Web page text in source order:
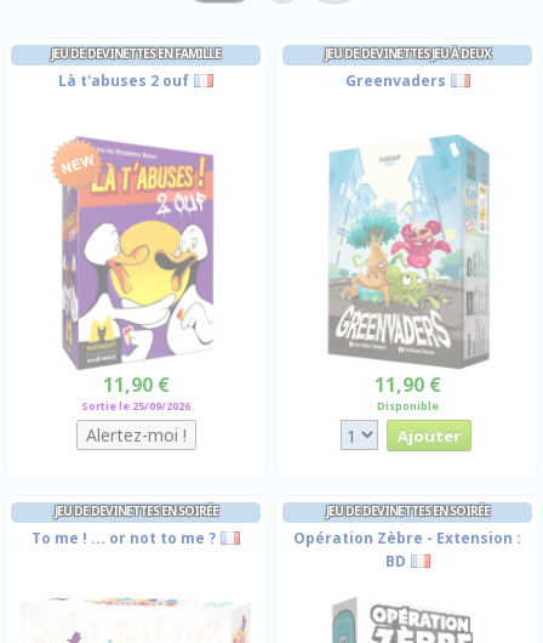
JEU DE DEVINETTES EN FAMILLE
Là t'abuses 2 ouf
11,90 €
Sortie le 25/09/2026
JEU DE DEVINETTES JEU À DEUX
Greenvaders
11,90 €
Disponible
JEU DE DEVINETTES EN SOIRÉE
To me ! ... or not to me ?
JEU DE DEVINETTES EN SOIRÉE
Opération Zèbre - Extension :
BD